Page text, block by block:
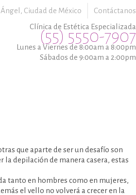
Contáctanos
Ciudad de México
Clínica de Estética Especializada
(55) 5550-7907
Lunes a Viernes de 8:00am a 8:00pm
Sábados de 9:00am a 2:00pm
que aparte de ser un desafío son
depilación de manera casera, estas
tanto en hombres como en mujeres,
el vello no volverá a crecer en la